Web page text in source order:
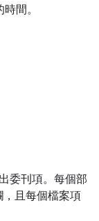
間。
委刊項。每個部
，且每個檔案項